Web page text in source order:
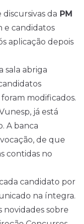
da PM
e candidatos
aplicação depois
sala abriga
modificados.
já está
A banca
de que
contidas no
candidato por
na íntegra.
sobre